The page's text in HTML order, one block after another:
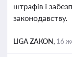
штрафів і
законодавству.
LIGA ZAKON, 16